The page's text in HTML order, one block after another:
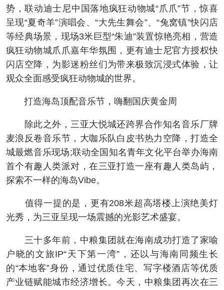
势，联动迪士尼中国落地疯狂动物城“爪爪”节，惊喜
呈现“夏奇羊”演唱会、“大先生舞会”、“兔窝镇”快闪店
等经典场景，现场3米巨型“朱迪”装置惊艳亮相，营造
疯狂动物城爪爪嘉年华氛围，更有迪士尼官方授权快
闪店空降，为影迷粉丝们为带来极致沉浸式体验，让
观众全面感受疯狂动物城的世界。
打造海岛顶配音乐节，嗨翻国庆黄金周
除此之外，三亚大悦城还跨界合作知名音乐厂牌
麦浪反卷音乐节，大咖乐队白皮书热力空降，打造全
城最燃音乐现场;联动全国知名青年文化平台举办海南
首个有趣人类派对，在三亚打造一座有趣人类岛屿，
探索不一样的海岛Vibe。
值得一提的是，更有208米超高塔楼上演绝美灯
光秀，为三亚呈现一场震撼的光影艺术盛宴。
三十多年前，中粮集团就在海南成功打造了家喻
户晓的文旅IP“天下第一湾”，还以与海南同频生长
的“本地客”身份，通过优质住宅、写字楼酒店等优质
产业链赋能城市经济增长。今天，中粮集团再次在三